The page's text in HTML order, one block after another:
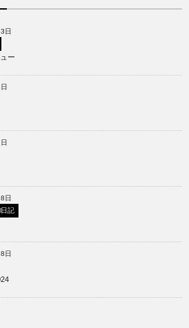
日
ー
日
記
日